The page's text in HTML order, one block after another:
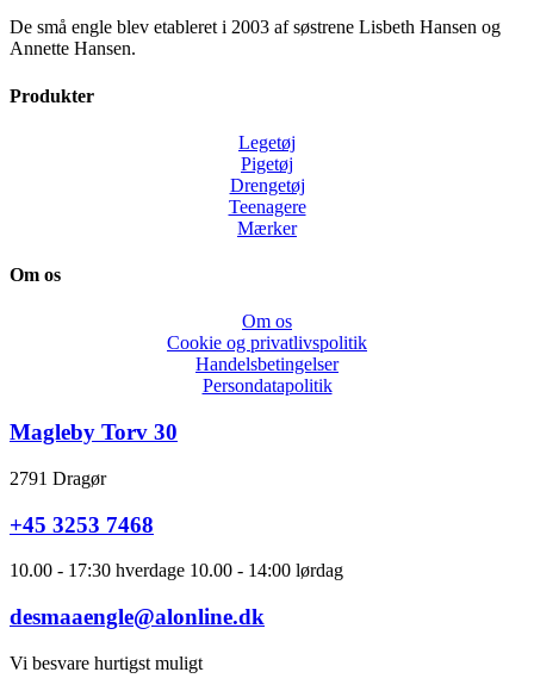
De små engle blev etableret i 2003 af søstrene Lisbeth Hansen og
Annette Hansen.
Produkter
Legetøj
Pigetøj
Drengetøj
Teenagere
Mærker
Om os
Om os
Cookie og privatlivspolitik
Handelsbetingelser
Persondatapolitik
Magleby Torv 30
2791 Dragør
+45 3253 7468
10.00 - 17:30 hverdage 10.00 - 14:00 lørdag
desmaaengle@alonline.dk
Vi besvare hurtigst muligt